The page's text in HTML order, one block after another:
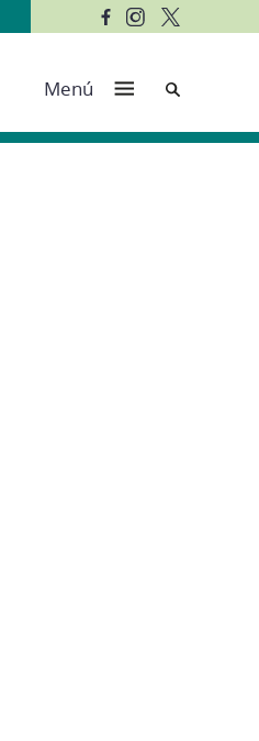
Menú Cerca